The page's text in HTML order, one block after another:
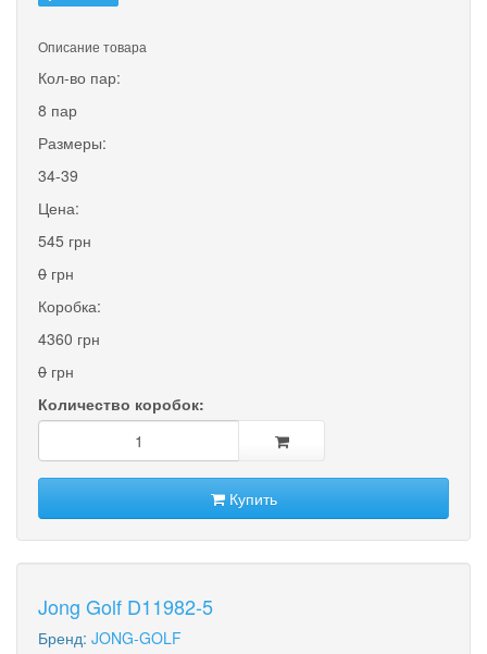
Описание товара
Кол-во пар:
8 пар
Размеры:
34-39
Цена:
545 грн
0 грн
Коробка:
4360 грн
0 грн
Количество коробок:
Купить
Jong Golf D11982-5
Бренд: JONG-GOLF